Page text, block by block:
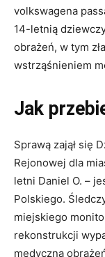
volkswagena
14-letnią
obrażeń, w tym
wstrząśnieniem
Jak
Sprawą zajął się
Rejonowej dla
letni Daniel O. –
Polskiego.
miejskiego
rekonstrukcji
medyczną